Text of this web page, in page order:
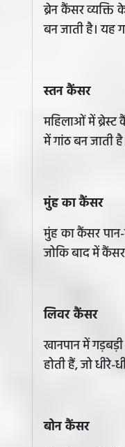
ब्रेन कैंसर व्यक्ति
बन जाती है। यह
स्तन कैंसर
महिलाओं में
में गांठ बन जाती
मुंह का कैंसर
मुंह का कैंसर
जोकि बाद में
लिवर कैंसर
खानपान में
होती हैं, जो धीरे-
बोन कैंसर